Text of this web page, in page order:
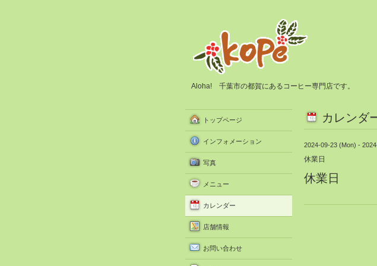
Aloha! 千葉市の都賀にあるコーヒー専門店です。
カレンダ
2024-09-23 (Mon) -
休業日
休業日
トップページ
インフォメーション
写真
メニュー
カレンダー
店舗情報
お問い合わせ